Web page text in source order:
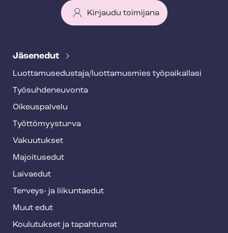
Kirjaudu toimijana
e
f
o
o
t
e
Jäsenedut
Luot­ta­muse­dus­ta­ja/luottamusmies työpaikallasi
Työ­suh­de­neu­von­ta
Oikeuspalvelu
Työt­tö­myys­tur­va
Vakuutukset
Majoitusedut
Laivaedut
Terveys- ja liikuntaedut
Muut edut
Koulutukset ja tapahtumat